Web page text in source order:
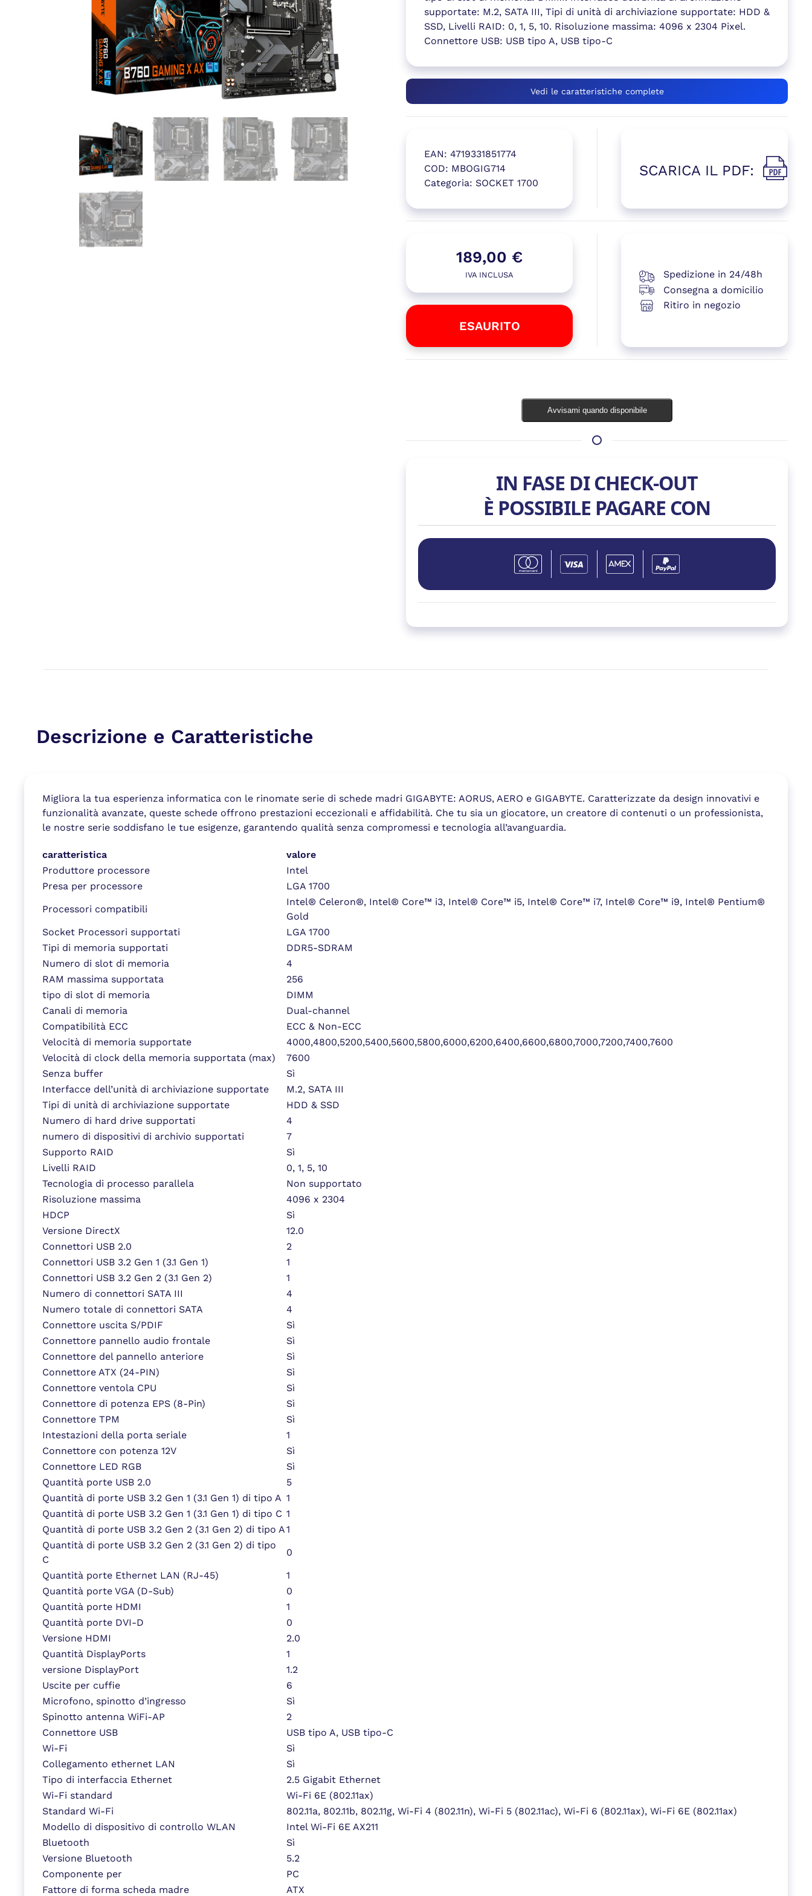
supportate: M.2, SATA III, Tipi di unità di archiviazione supportate: HDD &
SSD, Livelli RAID: 0, 1, 5, 10. Risoluzione massima: 4096 x 2304 Pixel.
Connettore USB: USB tipo A, USB tipo-C
Vedi le caratteristiche complete
EAN: 4719331851774
COD: MBOGIG714
Categoria: SOCKET 1700
(si apre in una nuova finestra)
SCARICA IL PDF:
(si apre
189,00 €
IVA INCLUSA
ESAURITO
Spedizione in 24/48h
Consegna a domicilio
Ritiro in negozio
Avvisami quando disponibile
IN FASE DI CHECK-OUT
È POSSIBILE PAGARE CON
Descrizione e Caratteristiche
Migliora la tua esperienza informatica con le rinomate serie di schede madri GIGABYTE: AORUS, AERO e GIGABYTE. Caratterizzate da design innovativi e
funzionalità avanzate, queste schede offrono prestazioni eccezionali e affidabilità. Che tu sia un giocatore, un creatore di contenuti o un professionista,
le nostre serie soddisfano le tue esigenze, garantendo qualità senza compromessi e tecnologia all’avanguardia.
caratteristica
valore
Produttore processore
Intel
Presa per processore
LGA 1700
Processori compatibili
Intel® Celeron®, Intel® Core™ i3, Intel® Core™ i5, Intel® Core™ i7, Intel® Core™ i9, Intel® Pentium®
Gold
Socket Processori supportati
LGA 1700
Tipi di memoria supportati
DDR5-SDRAM
Numero di slot di memoria
4
RAM massima supportata
256
tipo di slot di memoria
DIMM
Canali di memoria
Dual-channel
Compatibilità ECC
ECC & Non-ECC
Velocità di memoria supportate
4000,4800,5200,5400,5600,5800,6000,6200,6400,6600,6800,7000,7200,7400,7600
Velocità di clock della memoria supportata (max)
7600
Senza buffer
Sì
Interfacce dell’unità di archiviazione supportate
M.2, SATA III
Tipi di unità di archiviazione supportate
HDD & SSD
Numero di hard drive supportati
4
numero di dispositivi di archivio supportati
7
Supporto RAID
Sì
Livelli RAID
0, 1, 5, 10
Tecnologia di processo parallela
Non supportato
Risoluzione massima
4096 x 2304
HDCP
Sì
Versione DirectX
12.0
Connettori USB 2.0
2
Connettori USB 3.2 Gen 1 (3.1 Gen 1)
1
Connettori USB 3.2 Gen 2 (3.1 Gen 2)
1
Numero di connettori SATA III
4
Numero totale di connettori SATA
4
Connettore uscita S/PDIF
Sì
Connettore pannello audio frontale
Sì
Connettore del pannello anteriore
Sì
Connettore ATX (24-PIN)
Sì
Connettore ventola CPU
Sì
Connettore di potenza EPS (8-Pin)
Sì
Connettore TPM
Sì
Intestazioni della porta seriale
1
Connettore con potenza 12V
Sì
Connettore LED RGB
Sì
Quantità porte USB 2.0
5
Quantità di porte USB 3.2 Gen 1 (3.1 Gen 1) di tipo A 1
Quantità di porte USB 3.2 Gen 1 (3.1 Gen 1) di tipo C 1
Quantità di porte USB 3.2 Gen 2 (3.1 Gen 2) di tipo A1
Quantità di porte USB 3.2 Gen 2 (3.1 Gen 2) di tipo
C
0
Quantità porte Ethernet LAN (RJ-45)
1
Quantità porte VGA (D-Sub)
0
Quantità porte HDMI
1
Quantità porte DVI-D
0
Versione HDMI
2.0
Quantità DisplayPorts
1
versione DisplayPort
1.2
Uscite per cuffie
6
Microfono, spinotto d’ingresso
Sì
Spinotto antenna WiFi-AP
2
Connettore USB
USB tipo A, USB tipo-C
Wi-Fi
Sì
Collegamento ethernet LAN
Sì
Tipo di interfaccia Ethernet
2.5 Gigabit Ethernet
Wi-Fi standard
Wi-Fi 6E (802.11ax)
Standard Wi-Fi
802.11a, 802.11b, 802.11g, Wi-Fi 4 (802.11n), Wi-Fi 5 (802.11ac), Wi-Fi 6 (802.11ax), Wi-Fi 6E (802.11ax)
Modello di dispositivo di controllo WLAN
Intel Wi-Fi 6E AX211
Bluetooth
Sì
Versione Bluetooth
5.2
Componente per
PC
Fattore di forma scheda madre
ATX